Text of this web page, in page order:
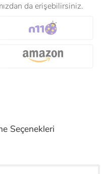
da erişebilirsiniz.
Seçenekleri